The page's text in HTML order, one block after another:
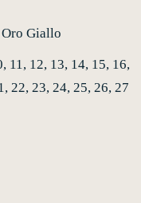
Giallo
11, 12, 13, 14, 15, 16,
22, 23, 24, 25, 26, 27